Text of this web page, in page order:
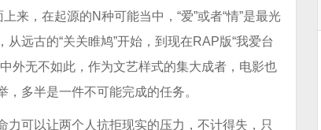
来，在起源的N种可能当中，“爱”或者“情”是最光
远古的“关关睢鸠”开始，到现在RAP版“我爱台
外无不如此，作为文艺样式的集大成者，电影也
多半是一件不可能完成的任务。
可以让两个人抗拒现实的压力，不计得失，只